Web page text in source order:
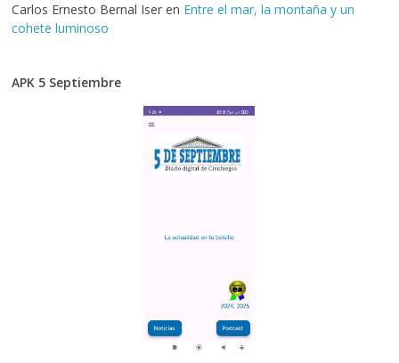
Carlos Ernesto Bernal Iser en Entre el mar, la montaña y un
cohete luminoso
APK 5 Septiembre